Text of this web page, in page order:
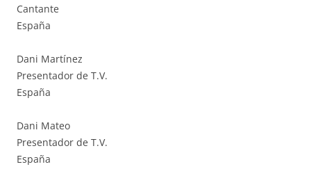
Cantante
España
Dani Martínez
Presentador de T.V.
España
Dani Mateo
Presentador de T.V.
España